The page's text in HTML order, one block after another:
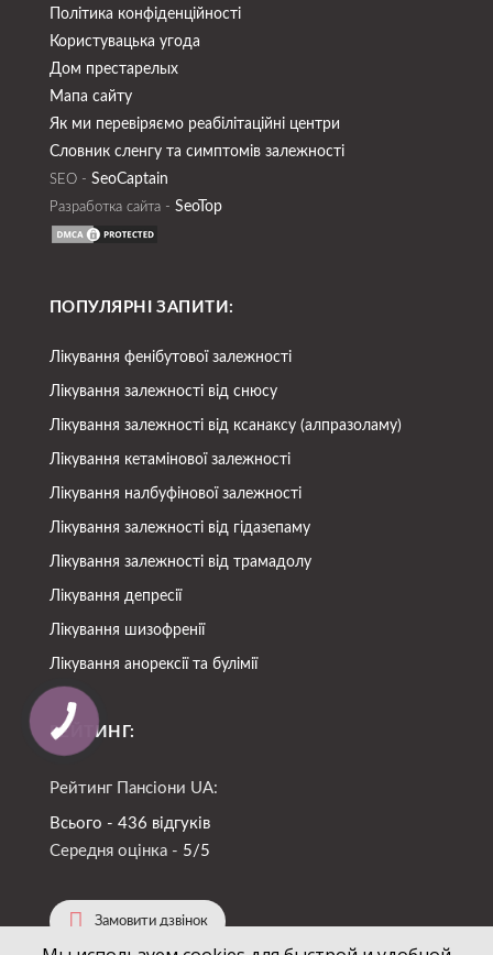
Політика конфіденційності
Користувацька угода
Дом престарелых
Мапа сайту
Як ми перевіряємо реабілітаційні центри
Словник сленгу та симптомів залежності
SEO - SeoСaptain
Разработка сайта - SeoTop
ПОПУЛЯРНІ ЗАПИТИ:
Лікування фенібутової залежності
Лікування залежності від снюсу
Лікування залежності від ксанаксу (алпразоламу)
Лікування кетамінової залежності
Лікування налбуфінової залежності
Лікування залежності від гідазепаму
Лікування залежності від трамадолу
Лікування депресії
Лікування шизофренії
Лікування анорексії та булімії
РЕЙТИНГ:
Рейтинг Пансіони UA:
Всього - 436 відгуків
Середня оцінка - 5/5
Замовити дзвінок